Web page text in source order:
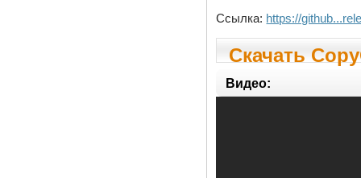
Ссылка: https://
Скачать
Видео: